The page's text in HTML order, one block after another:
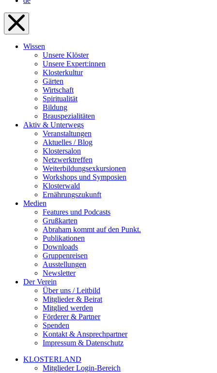
Wissen
Unsere Klöster
Unsere Expert:innen
Klosterkultur
Gärten
Wirtschaft
Spiritualität
Bildung
Brauspezialitäten
Aktiv & Unterwegs
Veranstaltungen
Aktuelles / Blog
Klostersalon
Netzwerktreffen
Weiterbildungsexkursionen
Workshops und Symposien
Klosterwald
Ernährungszukunft
Medien
Features und Podcasts
Grußkarten
Abraham kommt auf den Punkt.
Publikationen
Downloads
Gruppenreisen
Ausstellungen
Newsletter
Der Verein
Über uns / Leitbild
Mitglieder & Beirat
Mitglied werden
Förderer & Partner
Spenden
Kontakt & Ansprechpartner
Impressum & Datenschutz
KLOSTERLAND
Mitglieder Login-Bereich